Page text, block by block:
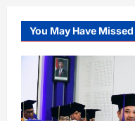
You May Have Missed